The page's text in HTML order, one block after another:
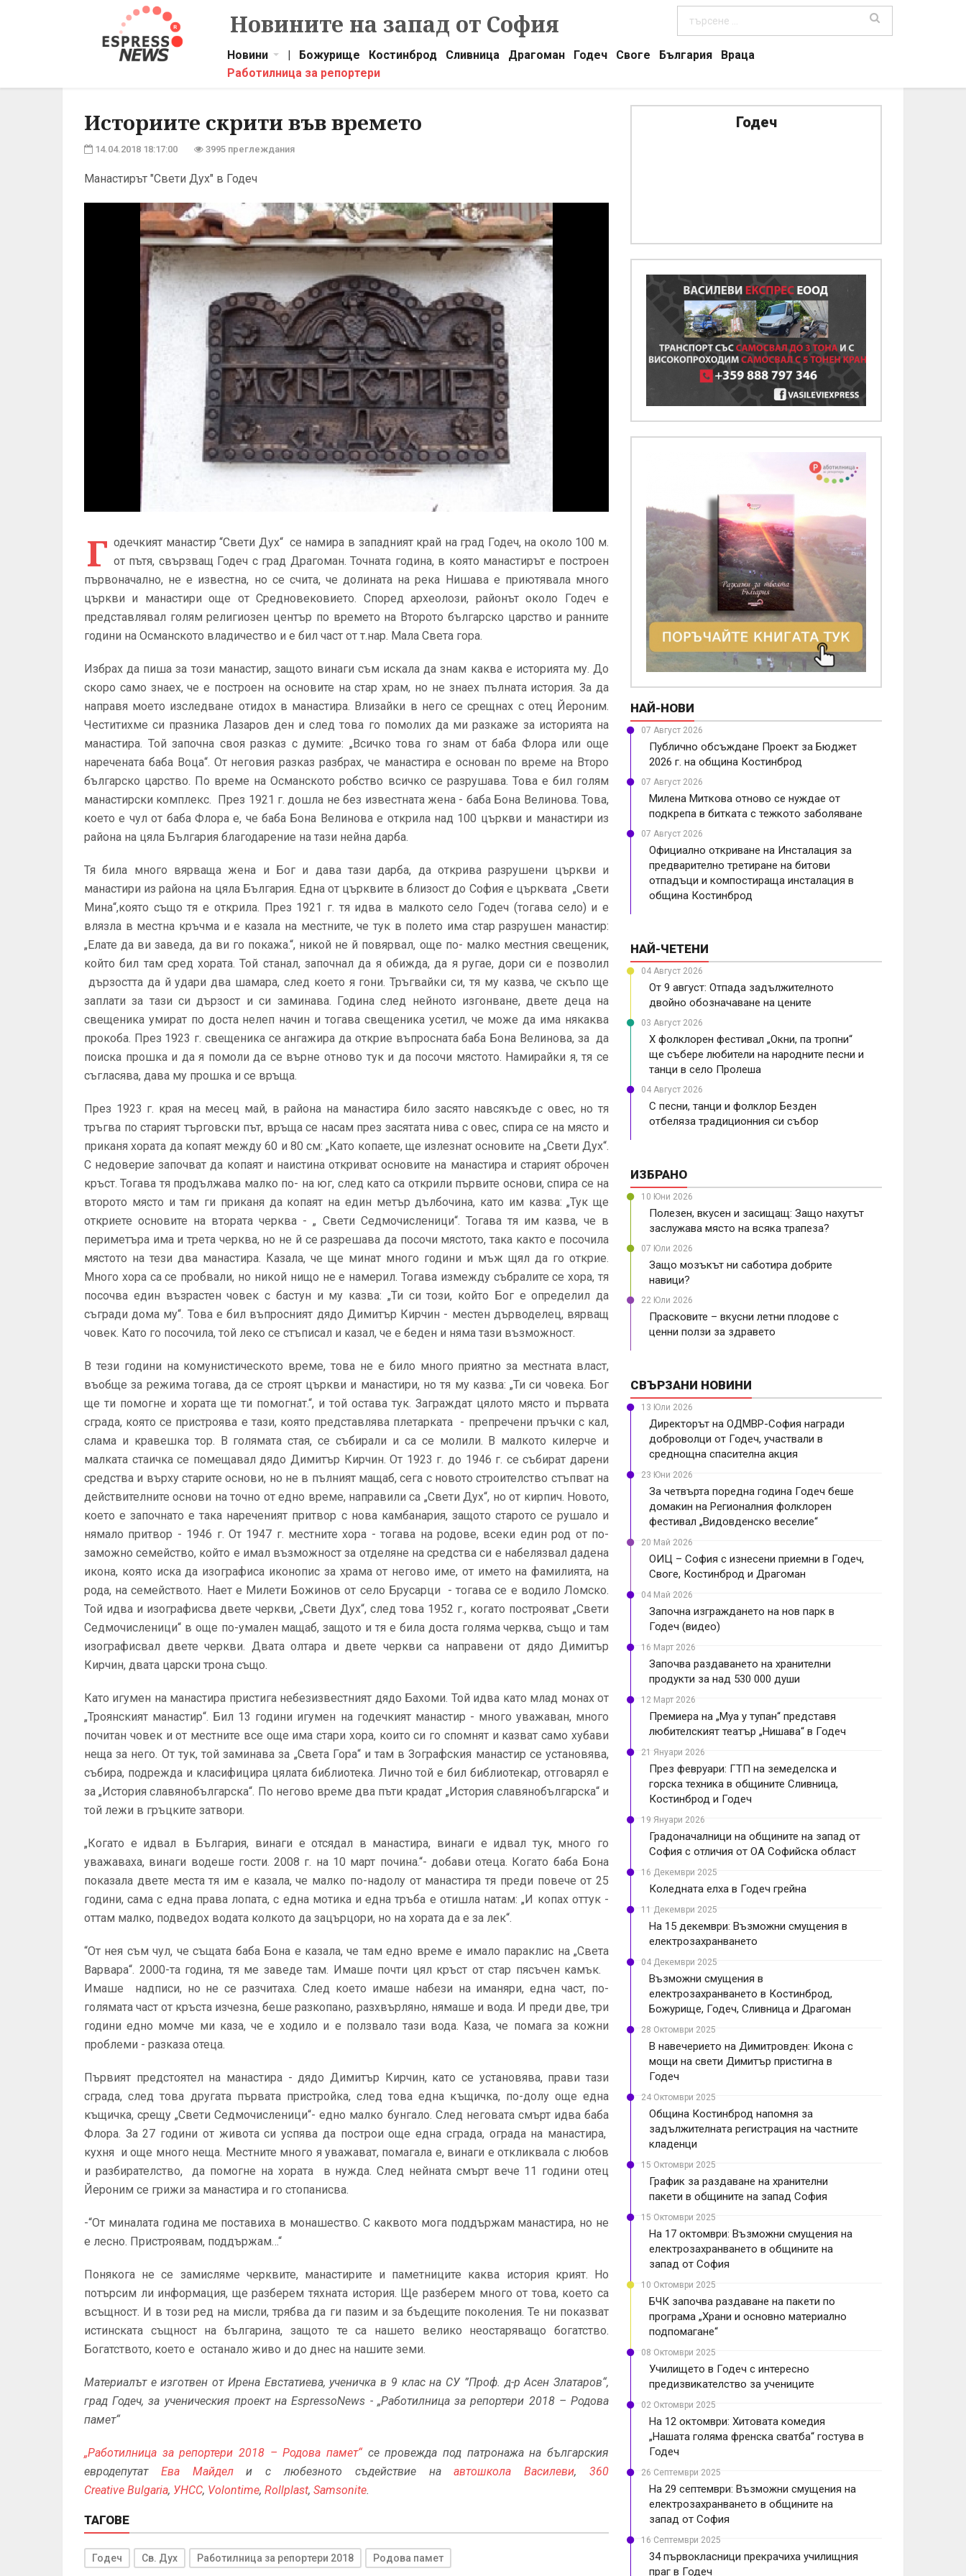
Новините на запад от София
Новини | Божурище Костинброд Сливница Драгоман Годеч Своге България
Враца
Работилница за репортери
Историите скрити във времето
14.04.2018 18:17:00 3995 преглеждания
Манастирът "Свети Дух" в Годеч
Г одечкият манастир “Свети Дух“ се намира в западният край на град Годеч, на около 100 м.
от пътя, свързващ Годеч с град Драгоман. Точната година, в която манастирът е построен
първоначално, не е известна, но се счита, че долината на река Нишава е приютявала много
църкви и манастири още от Средновековието. Според археолози, районът около Годеч е
представлявал голям религиозен център по времето на Второто българско царство и ранните
години на Османското владичество и е бил част от т.нар. Мала Света гора.
Избрах да пиша за този манастир, защото винаги съм искала да знам каква е историята му. До
скоро само знаех, че е построен на основите на стар храм, но не знаех пълната история. За да
направя моето изследване отидох в манастира. Влизайки в него се срещнах с отец Йероним.
Честитихме си празника Лазаров ден и след това го помолих да ми разкаже за историята на
манастира. Той започна своя разказ с думите: „Всичко това го знам от баба Флора или още
наречената баба Воца“. От неговия разказ разбрах, че манастира е основан по време на Второ
българско царство. По време на Османското робство всичко се разрушава. Това е бил голям
манастирски комплекс. През 1921 г. дошла не без известната жена - баба Бона Велинова. Това,
което е чул от баба Флора е, че баба Бона Велинова е открила над 100 църкви и манастири из
района на цяла България благодарение на тази нейна дарба.
Тя била много вярваща жена и Бог и дава тази дарба, да открива разрушени църкви и
манастири из района на цяла България. Една от църквите в близост до София е църквата „Свети
Мина“,която също тя е открила. През 1921 г. тя идва в малкото село Годеч (тогава село) и е
влязла в местна кръчма и е казала на местните, че тук в полето има стар разрушен манастир:
„Елате да ви заведа, да ви го покажа.“, никой не й повярвал, още по- малко местния свещеник,
който бил там сред хората. Той станал, започнал да я обижда, да я ругае, дори си е позволил
дързостта да й удари два шамара, след което я гони. Тръгвайки си, тя му казва, че скъпо ще
заплати за тази си дързост и си заминава. Година след нейното изгонване, двете деца на
свещеника умират по доста нелеп начин и тогава свещеника усетил, че може да има някаква
прокоба. През 1923 г. свещеника се ангажира да открие въпросната баба Бона Велинова, за да
поиска прошка и да я помоли да се върне отново тук и да посочи мястото. Намирайки я, тя се
съгласява, дава му прошка и се връща.
През 1923 г. края на месец май, в района на манастира било засято навсякъде с овес, но тя
тръгва по старият търговски път, връща се насам през засятата нива с овес, спира се на място и
приканя хората да копаят между 60 и 80 см: „Като копаете, ще излезнат основите на „Свети Дух“.
С недоверие започват да копаят и наистина откриват основите на манастира и старият оброчен
кръст. Тогава тя продължава малко по- на юг, след като са открили първите основи, спира се на
второто място и там ги приканя да копаят на един метър дълбочина, като им казва: „Тук ще
откриете основите на втората черква - „ Свети Седмочисленици“. Тогава тя им казва, че в
периметъра има и трета черква, но не й се разрешава да посочи мястото, така както е посочила
мястото на тези два манастира. Казала, че ще минат много години и мъж щял да го открие.
Много хора са се пробвали, но никой нищо не е намерил. Тогава измежду събралите се хора, тя
посочва един възрастен човек с бастун и му казва: „Ти си този, който Бог е определил да
съгради дома му“. Това е бил въпросният дядо Димитър Кирчин - местен дърводелец, вярващ
човек. Като го посочила, той леко се стъписал и казал, че е беден и няма тази възможност.
В тези години на комунистическото време, това не е било много приятно за местната власт,
въобще за режима тогава, да се строят църкви и манастири, но тя му казва: „Ти си човека. Бог
ще ти помогне и хората ще ти помогнат.“, и той остава тук. Заграждат цялото място и първата
сграда, която се пристроява е тази, която представлява плетарката - препречени пръчки с кал,
слама и кравешка тор. В голямата стая, се събирали и са се молили. В малкото килерче и
малката стаичка се помещавал дядо Димитър Кирчин. От 1923 г. до 1946 г. се събират дарени
средства и върху старите основи, но не в пълният мащаб, сега с новото строителство стъпват на
действителните основи на точно от едно време, направили са „Свети Дух“, но от кирпич. Новото,
което е започнато е така нареченият притвор с нова камбанария, защото старото се рушало и
нямало притвор - 1946 г. От 1947 г. местните хора - тогава на родове, всеки един род от по-
заможно семейство, който е имал възможност за отделяне на средства си е набелязвал дадена
икона, която иска да изографиса иконопис за храма от негово име, от името на фамилията, на
рода, на семейството. Нает е Милети Божинов от село Брусарци - тогава се е водило Ломско.
Той идва и изографисва двете черкви, „Свети Дух“, след това 1952 г., когато построяват „Свети
Седмочисленици“ в още по-умален мащаб, защото и тя е била доста голяма черква, също и там
изографисвал двете черкви. Двата олтара и двете черкви са направени от дядо Димитър
Кирчин, двата царски трона също.
Като игумен на манастира пристига небезизвестният дядо Бахоми. Той идва като млад монах от
„Троянският манастир“. Бил 13 години игумен на годечкият манастир - много уважаван, много
почитан човек и от местните все още има стари хора, които си го спомнят и казват само хубави
неща за него. От тук, той заминава за „Света Гора“ и там в Зографския манастир се установява,
събира, подрежда и класифицира цялата библиотека. Лично той е бил библиотекар, отговарял е
за „История славянобългарска“. По негово време два пъти крадат „История славянобългарска“ и
той лежи в гръцките затвори.
„Когато е идвал в България, винаги е отсядал в манастира, винаги е идвал тук, много го
уважаваха, винаги водеше гости. 2008 г. на 10 март почина.“- добави отеца. Когато баба Бона
показала двете места тя им е казала, че малко по-надолу от манастира тя преди повече от 25
години, сама с една права лопата, с една мотика и една тръба е отишла натам: „И копах оттук -
оттам малко, подведох водата колкото да зацърцори, но на хората да е за лек“.
“От нея съм чул, че същата баба Бона е казала, че там едно време е имало параклис на „Света
Варвара“. 2000-та година, тя ме заведе там. Имаше почти цял кръст от стар пясъчен камък.
Имаше надписи, но не се разчитаха. След което имаше набези на иманяри, една част, по-
голямата част от кръста изчезна, беше разкопано, разхвърляно, нямаше и вода. И преди две, три
години едно момче ми каза, че е ходило и е ползвало тази вода. Каза, че помага за кожни
проблеми - разказа отеца.
Първият предстоятел на манастира - дядо Димитър Кирчин, като се установява, прави тази
сграда, след това другата първата пристройка, след това една къщичка, по-долу още една
къщичка, срещу „Свети Седмочисленици“- едно малко бунгало. След неговата смърт идва баба
Флора. За 27 години от живота си успява да построи още една сграда, ограда на манастира,
кухня и още много неща. Местните много я уважават, помагала е, винаги е откликвала с любов
и разбирателство, да помогне на хората в нужда. След нейната смърт вече 11 години отец
Йероним се грижи за манастира и го стопанисва.
-“От миналата година ме поставиха в монашество. С каквото мога поддържам манастира, но не
е лесно. Пристроявам, поддържам…“
Понякога не се замисляме черквите, манастирите и паметниците каква история крият. Но
потърсим ли информация, ще разберем тяхната история. Ще разберем много от това, което са
всъщност. И в този ред на мисли, трябва да ги пазим и за бъдещите поколения. Те ни показват
истинската същност на българина, защото те са нашето велико неостаряващо богатство.
Богатството, което е останало живо и до днес на нашите земи.
Материалът е изготвен от Ирена Евстатиева, ученичка в 9 клас на СУ ”Проф. д-р Асен Златаров“,
град Годеч, за ученическия проект на EspressoNews -„Работилница за репортери 2018 – Родова
памет“
„Работилница за репортери 2018 – Родова памет“ се провежда под патронажа на българския
евродепутатЕва Майдели с любезното съдействие наавтошкола Василеви,360
Creative Bulgaria, УНСС, Volontime, Rollplast, Samsonite.
ТАГОВЕ
Годеч Св. Дух Работилница за репортери 2018 Родова памет
Годеч
НАЙ-НОВИ
07 Август 2026
Публично обсъждане Проект за Бюджет
2026 г. на община Костинброд
07 Август 2026
Милена Миткова отново се нуждае от
подкрепа в битката с тежкото заболяване
07 Август 2026
Официално откриване на Инсталация за
предварително третиране на битови
отпадъци и компостираща инсталация в
община Костинброд
НАЙ-ЧЕТЕНИ
04 Август 2026
От 9 август: Отпада задължителното
двойно обозначаване на цените
03 Август 2026
X фолклорен фестивал „Окни, па тропни“
ще събере любители на народните песни и
танци в село Пролеша
04 Август 2026
С песни, танци и фолклор Безден
отбеляза традиционния си събор
ИЗБРАНО
10 Юни 2026
Полезен, вкусен и засищащ: Защо нахутът
заслужава място на всяка трапеза?
07 Юли 2026
Защо мозъкът ни саботира добрите
навици?
22 Юли 2026
Прасковите – вкусни летни плодове с
ценни ползи за здравето
СВЪРЗАНИ НОВИНИ
13 Юли 2026
Директорът на ОДМВР-София награди
доброволци от Годеч, участвали в
среднощна спасителна акция
23 Юни 2026
За четвърта поредна година Годеч беше
домакин на Регионалния фолклорен
фестивал „Видовденско веселие“
20 Май 2026
ОИЦ – София с изнесени приемни в Годеч,
Своге, Костинброд и Драгоман
04 Май 2026
Започна изграждането на нов парк в
Годеч (видео)
16 Март 2026
Започва раздаването на хранителни
продукти за над 530 000 души
12 Март 2026
Премиера на „Муа у тупан“ представя
любителският театър „Нишава“ в Годеч
21 Януари 2026
През февруари: ГТП на земеделска и
горска техника в общините Сливница,
Костинброд и Годеч
19 Януари 2026
Градоначалници на общините на запад от
София с отличия от ОА Софийска област
16 Декември 2025
Коледната елха в Годеч грейна
11 Декември 2025
На 15 декември: Възможни смущения в
електрозахранването
04 Декември 2025
Възможни смущения в
електрозахранването в Костинброд,
Божурище, Годеч, Сливница и Драгоман
28 Октомври 2025
В навечерието на Димитровден: Икона с
мощи на свети Димитър пристигна в
Годеч
24 Октомври 2025
Община Костинброд напомня за
задължителната регистрация на частните
кладенци
15 Октомври 2025
График за раздаване на хранителни
пакети в общините на запад София
15 Октомври 2025
На 17 октомври: Възможни смущения на
електрозахранването в общините на
запад от София
10 Октомври 2025
БЧК започва раздаване на пакети по
програма „Храни и основно материално
подпомагане“
08 Октомври 2025
Училището в Годеч с интересно
предизвикателство за учениците
02 Октомври 2025
На 12 октомври: Хитовата комедия
„Нашата голяма френска сватба“ гостува в
Годеч
26 Септември 2025
На 29 септември: Възможни смущения на
електрозахранването в общините на
запад от София
16 Септември 2025
34 първокласници прекрачиха училищния
праг в Годеч